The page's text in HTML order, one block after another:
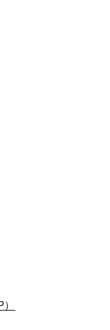
テーショ
ォーマン
ます。さ
能を搭載
パスワード、
Mode)
ック